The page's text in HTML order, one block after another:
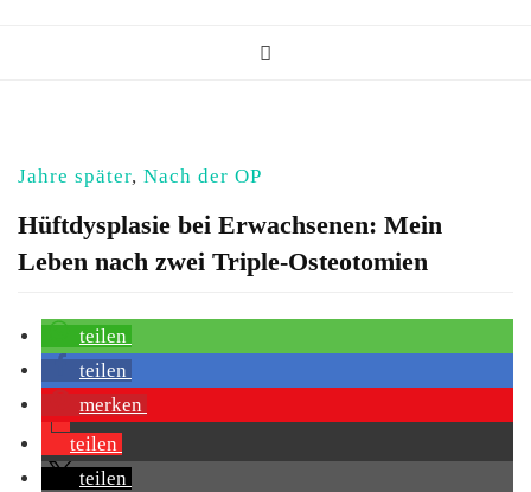
Jahre später, Nach der OP
Hüftdysplasie bei Erwachsenen: Mein
Leben nach zwei Triple-Osteotomien
teilen
teilen
merken
teilen
teilen